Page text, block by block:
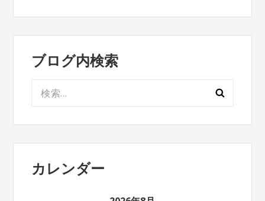
ブログ内検索
索:
カレンダー